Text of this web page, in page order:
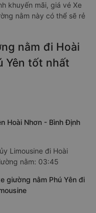
khuyến mãi, giá vé Xe
nằm này có thể sẽ rẻ
nằm đi Hoài
Yên tốt nhất
Hoài Nhơn - Bình Định
Limousine đi Hoài
nằm: 03:45
giường nằm Phú Yên đi